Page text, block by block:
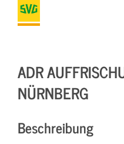
ADR
NÜRNBERG
Beschreibung